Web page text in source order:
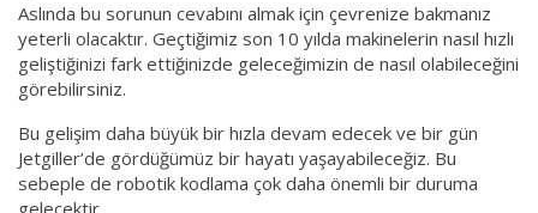
Aslında bu sorunun cevabını almak için çevrenize bakmanız
yeterli olacaktır. Geçtiğimiz son 10 yılda makinelerin nasıl hızlı
geliştiğinizi fark ettiğinizde geleceğimizin de nasıl olabileceğini
görebilirsiniz.
Bu gelişim daha büyük bir hızla devam edecek ve bir gün
Jetgiller’de gördüğümüz bir hayatı yaşayabileceğiz. Bu
sebeple de robotik kodlama çok daha önemli bir duruma